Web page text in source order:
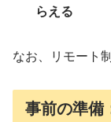
らえる
なお、リモート
事前の準備